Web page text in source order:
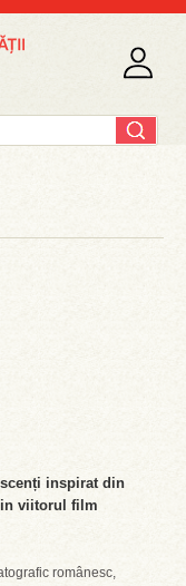
inspirat din
viitorul film
românesc,